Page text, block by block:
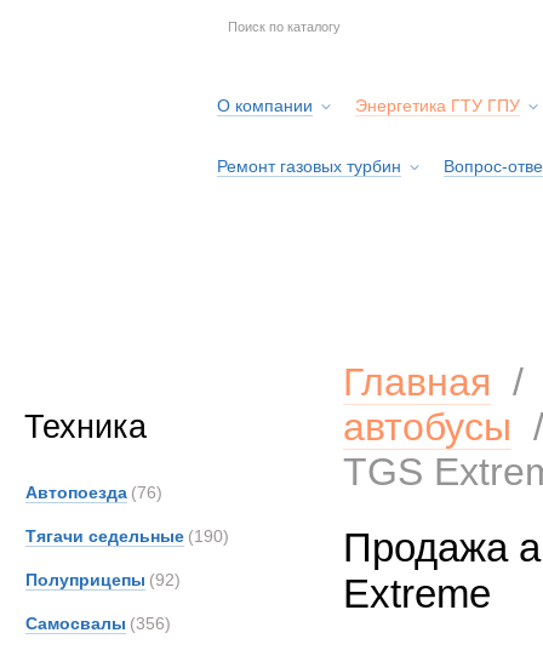
О компании Энергетика ГТУ ГПУ
Ремонт газовых турбин Вопрос-
Техника
Автопоезда (76)
Тягачи седельные (190)
Полуприцепы (92)
Самосвалы (356)
Главная
автобусы
TGS
Продажа
Extreme